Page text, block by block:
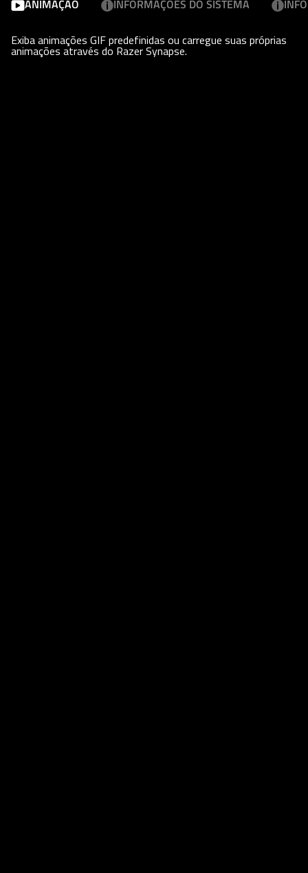
ANIMAÇÃO INFORMAÇÕES DO SISTEMA
Exiba animações GIF predefinidas ou carregue suas próprias
animações através do Razer Synapse.